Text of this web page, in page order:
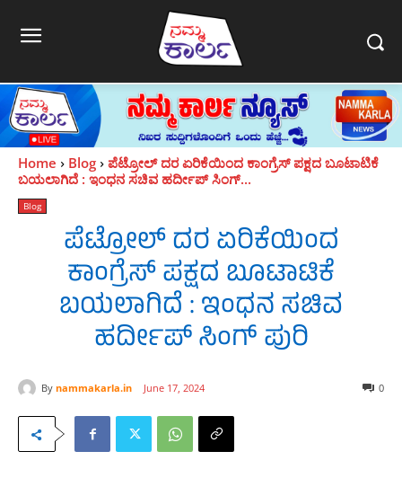
Home Blog
ಪೆಟ್ರೋಲ್‌ ದರ ಏರಿಕೆಯಿಂದ ಕಾಂಗ್ರೆಸ್‌ ಪಕ್ಷದ ಬೂಟಾಟಿಕೆ
ಬಯಲಾಗಿದೆ : ಇಂಧನ ಸಚಿವ ಹರ್ದೀಪ್ ಸಿಂಗ್...
Blog
ಪೆಟ್ರೋಲ್‌ ದರ ಏರಿಕೆಯಿಂದ
ಕಾಂಗ್ರೆಸ್‌ ಪಕ್ಷದ ಬೂಟಾಟಿಕೆ
ಬಯಲಾಗಿದೆ : ಇಂಧನ ಸಚಿವ
ಹರ್ದೀಪ್ ಸಿಂಗ್ ಪುರಿ
By nammakarla.in June 17, 2024 0